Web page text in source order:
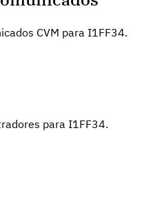
CVM para I1FF34.
para I1FF34.